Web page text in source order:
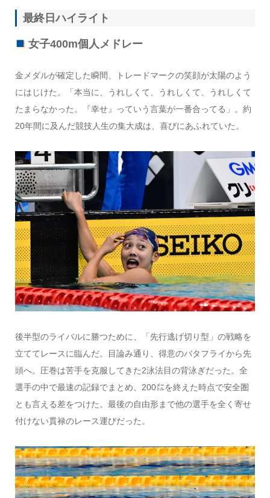
最終日ハイライト
女子400m個人メドレー
金メダルが確定した瞬間、トレードマークの笑顔が太陽のよう
にはじけた。「本当に、うれしくて、うれしくて、うれしくて
たまらなかった。『幸せ』っていう言葉が一番合ってる」。約
20年間に及んだ競技人生の集大成は、喜びにあふれていた。
後半型のライバルに勝つために、「先行逃げ切り型」の戦略を
立ててレースに臨んだ。目論み通り、得意のバタフライから先
頭へ。圧巻は苦手を克服してきた2泳法目の背泳ぎだった。全
選手の中で最速の記録でまとめ、200㍍を終えた時点で安全圏
とも言える差をつけた。最後の自由形まで他の選手を全く寄せ
付けない貫禄のレース運びだった。